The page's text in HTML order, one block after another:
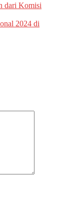
dari Komisi
2024 di